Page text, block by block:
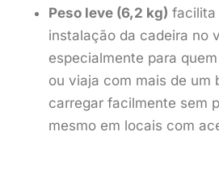
Peso leve (6,2 kg) facilita
instalação da cadeira no
especialmente para
ou viaja com mais de um
carregar facilmente sem
mesmo em locais com